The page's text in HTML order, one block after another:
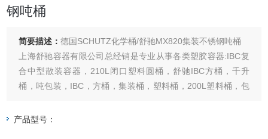
钢吨桶
简要描述：德国SCHUTZ化学桶/舒驰MX820集装不锈钢吨桶
上海舒驰容器有限公司总经销是专业从事各类塑胶容器:IBC复
合中型散装容器，210L闭口塑料圆桶，舒驰IBC方桶，千升
桶，吨包装，IBC，方桶，集装桶，塑料桶，200L塑料桶，包
料桶，闭口塑料桶，中型散装容器，吨装桶，集装方桶，塑料
产品型号：